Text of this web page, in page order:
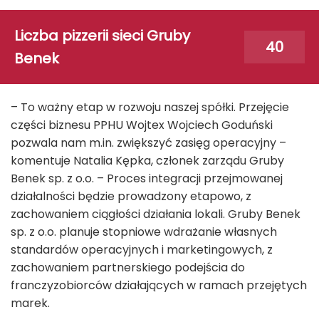
Liczba pizzerii sieci Gruby
Benek
40
– To ważny etap w rozwoju naszej spółki. Przejęcie
części biznesu PPHU Wojtex Wojciech Goduński
pozwala nam m.in. zwiększyć zasięg operacyjny –
komentuje Natalia Kępka, członek zarządu Gruby
Benek sp. z o.o. – Proces integracji przejmowanej
działalności będzie prowadzony etapowo, z
zachowaniem ciągłości działania lokali. Gruby Benek
sp. z o.o. planuje stopniowe wdrażanie własnych
standardów operacyjnych i marketingowych, z
zachowaniem partnerskiego podejścia do
franczyzobiorców działających w ramach przejętych
marek.